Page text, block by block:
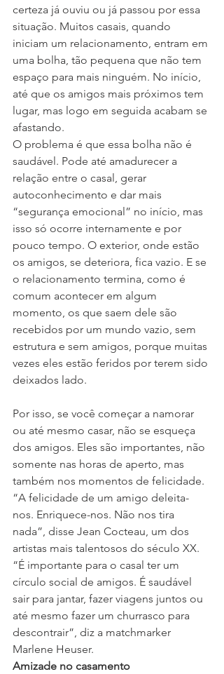
certeza já ouviu ou já passou por essa
situação. Muitos casais, quando
iniciam um relacionamento, entram em
uma bolha, tão pequena que não tem
espaço para mais ninguém. No início,
até que os amigos mais próximos tem
lugar, mas logo em seguida acabam se
afastando.
O problema é que essa bolha não é
saudável. Pode até amadurecer a
relação entre o casal, gerar
autoconhecimento e dar mais
“segurança emocional” no início, mas
isso só ocorre internamente e por
pouco tempo. O exterior, onde estão
os amigos, se deteriora, fica vazio. E se
o relacionamento termina, como é
comum acontecer em algum
momento, os que saem dele são
recebidos por um mundo vazio, sem
estrutura e sem amigos, porque muitas
vezes eles estão feridos por terem sido
deixados lado.
Por isso, se você começar a namorar
ou até mesmo casar, não se esqueça
dos amigos. Eles são importantes, não
somente nas horas de aperto, mas
também nos momentos de felicidade.
“A felicidade de um amigo deleita-
nos. Enriquece-nos. Não nos tira
nada”, disse Jean Cocteau, um dos
artistas mais talentosos do século XX.
“É importante para o casal ter um
círculo social de amigos. É saudável
sair para jantar, fazer viagens juntos ou
até mesmo fazer um churrasco para
descontrair”, diz a matchmarker
Marlene Heuser.
Amizade no casamento